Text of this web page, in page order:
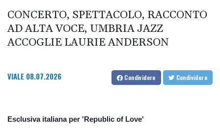
CONCERTO, SPETTACOLO, RACCONTO
AD ALTA VOCE, UMBRIA JAZZ
ACCOGLIE LAURIE ANDERSON
VIALE 08.07.2026 Condividere Condividere
Esclusiva italiana per 'Republic of Love'